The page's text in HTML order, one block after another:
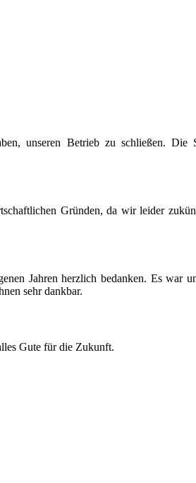
unseren Betrieb zu schließen.
Gründen, da wir leider
Jahren herzlich bedanken. Es war
sehr dankbar.
Gute für die Zukunft.